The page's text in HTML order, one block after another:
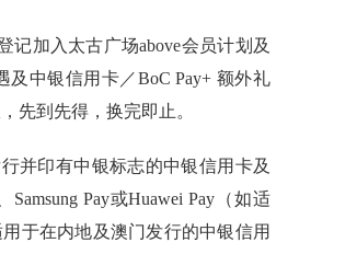
加入太古广场above会员计划及
中银信用卡／BoC Pay+ 额外礼
先到先得，换完即止。
并印有中银标志的中银信用卡及
Pay或Huawei Pay（如适
于在内地及澳门发行的中银信用